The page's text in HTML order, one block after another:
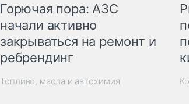
Горючая пора: АЗС
начали активно
закрываться на ремонт и
ребрендинг
Топливо, масла и автохимия